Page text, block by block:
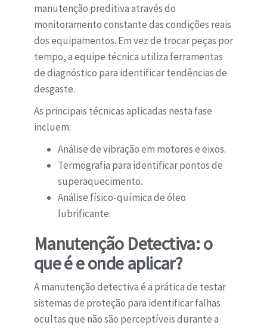
manutenção preditiva através do
monitoramento constante das condições reais
dos equipamentos. Em vez de trocar peças por
tempo, a equipe técnica utiliza ferramentas
de diagnóstico para identificar tendências de
desgaste.
As principais técnicas aplicadas nesta fase
incluem:
Análise de vibração em motores e eixos.
Termografia para identificar pontos de
superaquecimento.
Análise físico-química de óleo
lubrificante.
Manutenção Detectiva: o
que é e onde aplicar?
A manutenção detectiva é a prática de testar
sistemas de proteção para identificar falhas
ocultas que não são perceptíveis durante a